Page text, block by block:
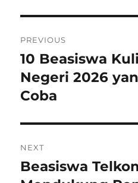
navigation
PREVIOUS
Previous
post:
10 Beasiswa
Negeri 2026
Coba
NEXT
Next
Beasiswa